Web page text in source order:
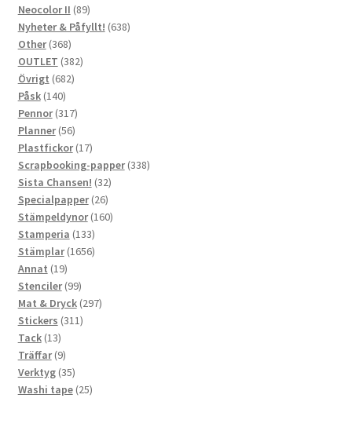
produkter
Neocolor II 8989
produkter
Nyheter & Påfyllt! 638638
Other 368368
produkter
OUTLET 382382
Övrigt 682682
Påsk 140140
produkter
Pennor 317317
produkter
Planner 5656
produkter
Plastfickor 1717
produkter
Scrapbooking-papper 338338
Sista Chansen! 3232
produkter
Specialpapper 2626
produkter
Stämpeldynor 160160
Stamperia 133133
produkter
Stämplar 16561656
Annat 1919
produkter
Stenciler 9999
produkter
Mat & Dryck 297297
Stickers 311311
Tack 1313
produkter
Träffar 99
produkter
Verktyg 3535
produkter
Washi tape 2525